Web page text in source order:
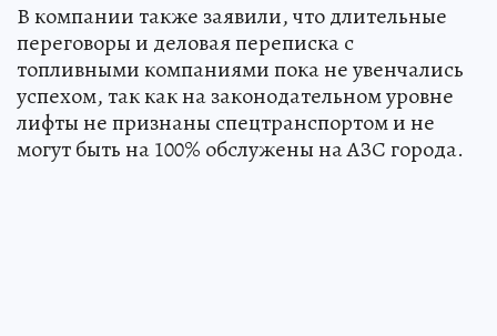
В компании также заявили, что длительные
переговоры и деловая переписка с
топливными компаниями пока не увенчались
успехом, так как на законодательном уровне
лифты не признаны спецтранспортом и не
могут быть на 100% обслужены на АЗС города.